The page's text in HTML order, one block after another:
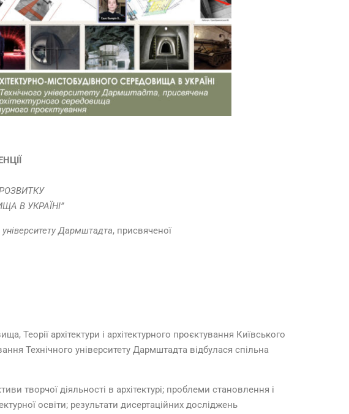
В УКРАЇНІ”
університету Дармштадта, присвяченої
Теорії архітектури і архітектурного проєктування Київського
Технічного університету Дармштадта відбулася спільна
творчої діяльності в архітектурі; проблеми становлення і
освіти; результати дисертаційних досліджень